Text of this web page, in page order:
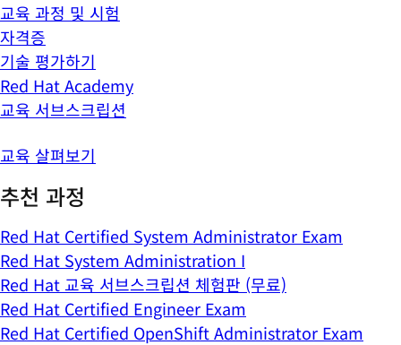
교육 과정 및 시험
자격증
기술 평가하기
Red Hat Academy
교육 서브스크립션
교육 살펴보기
추천 과정
Red Hat Certified System Administrator Exam
Red Hat System Administration I
Red Hat 교육 서브스크립션 체험판 (무료)
Red Hat Certified Engineer Exam
Red Hat Certified OpenShift Administrator Exam